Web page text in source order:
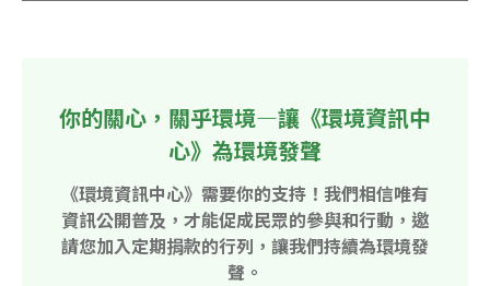
你的關心，關乎環境—讓《環境資訊中
心》為環境發聲
《環境資訊中心》需要你的支持！我們相信唯有
資訊公開普及，才能促成民眾的參與和行動，邀
請您加入定期捐款的行列，讓我們持續為環境發
聲。